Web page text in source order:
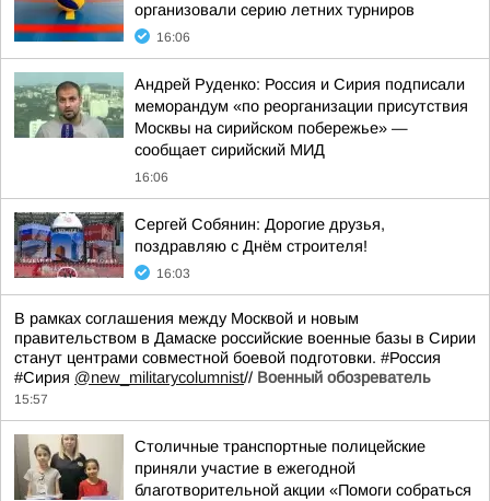
организовали серию летних турниров
16:06
Андрей Руденко: Россия и Сирия подписали
меморандум «по реорганизации присутствия
Москвы на сирийском побережье» —
сообщает сирийский МИД
16:06
Сергей Собянин: Дорогие друзья,
поздравляю с Днём строителя!
16:03
В рамках соглашения между Москвой и новым
правительством в Дамаске российские военные базы в Сирии
станут центрами совместной боевой подготовки. #Россия
#Сирия @new_militarycolumnist// Военный обозреватель
15:57
Столичные транспортные полицейские
приняли участие в ежегодной
благотворительной акции «Помоги собраться